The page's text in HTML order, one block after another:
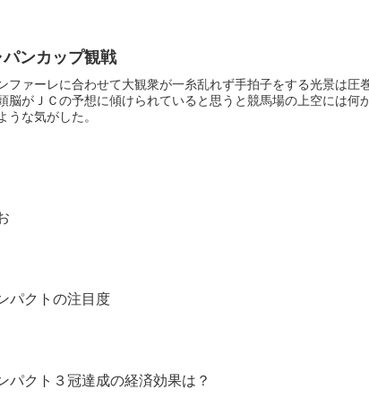
パンカップ観戦
ファーレに合わせて大観衆が一糸乱れず手拍子をする光景は圧
脳がＪＣの予想に傾けられていると思うと競馬場の上空には何
うな気がした。
パクトの注目度
パクト３冠達成の経済効果は？